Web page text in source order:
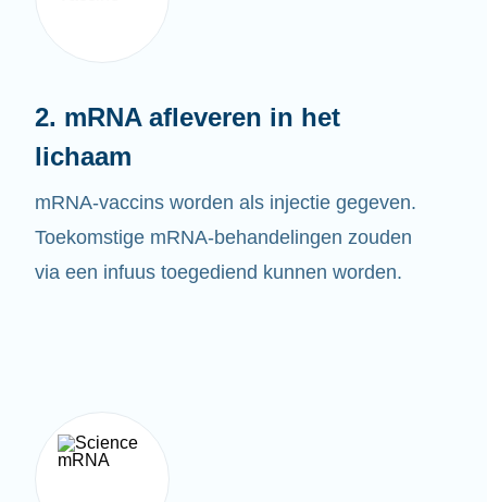
2. mRNA afleveren in het
lichaam
mRNA-vaccins worden als injectie gegeven.
Toekomstige mRNA-behandelingen zouden
via een infuus toegediend kunnen worden.